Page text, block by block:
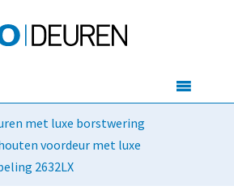
met luxe borstwering
voordeur met luxe
2632LX